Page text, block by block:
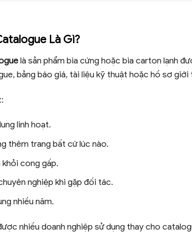
Là Gì?
là sản phẩm bìa cứng hoặc bìa carton lạnh
bảng báo giá, tài liệu kỹ thuật hoặc hồ sơ giới
linh hoạt.
thêm trang bất cứ lúc nào.
cong gấp.
nghiệp khi gặp đối tác.
nhiều năm.
nhiều doanh nghiệp sử dụng thay cho